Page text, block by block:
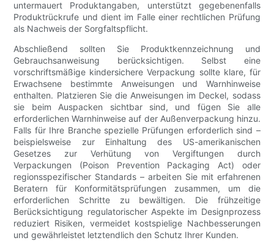
untermauert Produktangaben, unterstützt gegebenenfalls
Produktrückrufe und dient im Falle einer rechtlichen Prüfung
als Nachweis der Sorgfaltspflicht.
Abschließend sollten Sie Produktkennzeichnung und
Gebrauchsanweisung berücksichtigen. Selbst eine
vorschriftsmäßige kindersichere Verpackung sollte klare, für
Erwachsene bestimmte Anweisungen und Warnhinweise
enthalten. Platzieren Sie die Anweisungen im Deckel, sodass
sie beim Auspacken sichtbar sind, und fügen Sie alle
erforderlichen Warnhinweise auf der Außenverpackung hinzu.
Falls für Ihre Branche spezielle Prüfungen erforderlich sind –
beispielsweise zur Einhaltung des US-amerikanischen
Gesetzes zur Verhütung von Vergiftungen durch
Verpackungen (Poison Prevention Packaging Act) oder
regionsspezifischer Standards – arbeiten Sie mit erfahrenen
Beratern für Konformitätsprüfungen zusammen, um die
erforderlichen Schritte zu bewältigen. Die frühzeitige
Berücksichtigung regulatorischer Aspekte im Designprozess
reduziert Risiken, vermeidet kostspielige Nachbesserungen
und gewährleistet letztendlich den Schutz Ihrer Kunden.